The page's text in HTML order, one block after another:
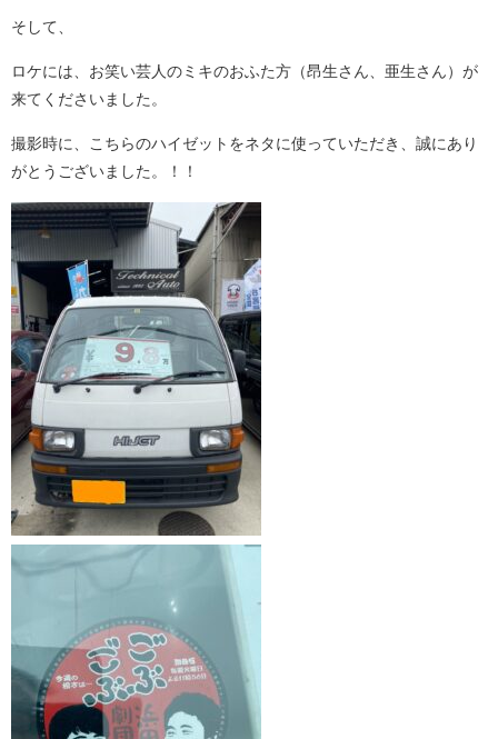
そして、
ロケには、お笑い芸人のミキのおふた方（昂生さん、亜生さん）が
来てくださいました。
撮影時に、こちらのハイゼットをネタに使っていただき、誠にあり
がとうございました。！！